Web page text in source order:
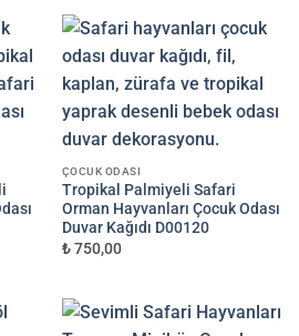
ÇOCUK ODASI
Tropikal Palmiyeli Safari
Orman Hayvanları Çocuk Odası
Duvar Kağıdı D00120
₺ 750,00